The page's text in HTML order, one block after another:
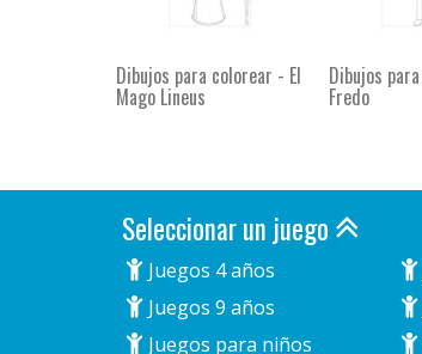
Dibujos para colorear - El
Mago Lineus
Dibujos
Fredo
Seleccionar un juego
Juegos 4 años
Juegos 9 años
Juegos para niños